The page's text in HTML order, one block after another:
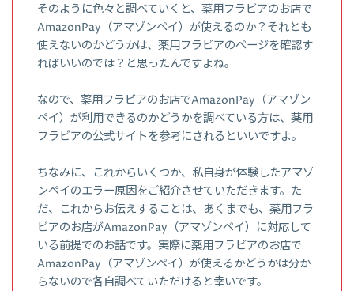
そのように色々と調べていくと、薬用フラビアのお店で
AmazonPay（アマゾンペイ）が使えるのか？それとも
使えないのかどうかは、薬用フラビアのページを確認す
ればいいのでは？と思ったんですよね。
なので、薬用フラビアのお店でAmazonPay（アマゾン
ペイ）が利用できるのかどうかを調べている方は、薬用
フラビアの公式サイトを参考にされるといいですよ。
ちなみに、これからいくつか、私自身が体験したアマゾ
ンペイのエラー原因をご紹介させていただきます。た
だ、これからお伝えすることは、あくまでも、薬用フラ
ビアのお店がAmazonPay（アマゾンペイ）に対応して
いる前提でのお話です。実際に薬用フラビアのお店で
AmazonPay（アマゾンペイ）が使えるかどうかは分か
らないので各自調べていただけると幸いです。